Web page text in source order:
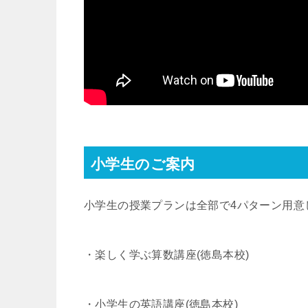
小学生のご案内
小学生の授業プランは全部で4パターン用意
・楽しく学ぶ算数講座(徳島本校)
・小学生の英語講座(徳島本校)